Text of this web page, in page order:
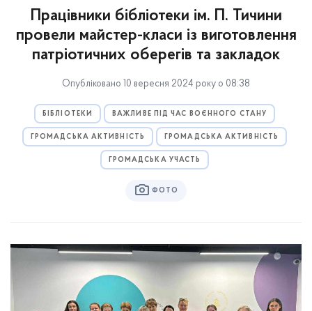
Працівники бібліотеки ім. П. Тичини
провели майстер-класи із виготовлення
патріотичних оберегів та закладок
Опубліковано 10 вересня 2024 року о 08:38
БІБЛІОТЕКИ ВАЖЛИВЕ ПІД ЧАС ВОЄННОГО СТАНУ
ГРОМАДСЬКА АКТИВНІСТЬ ГРОМАДСЬКА АКТИВНІСТЬ
ГРОМАДСЬКА УЧАСТЬ
ФОТО